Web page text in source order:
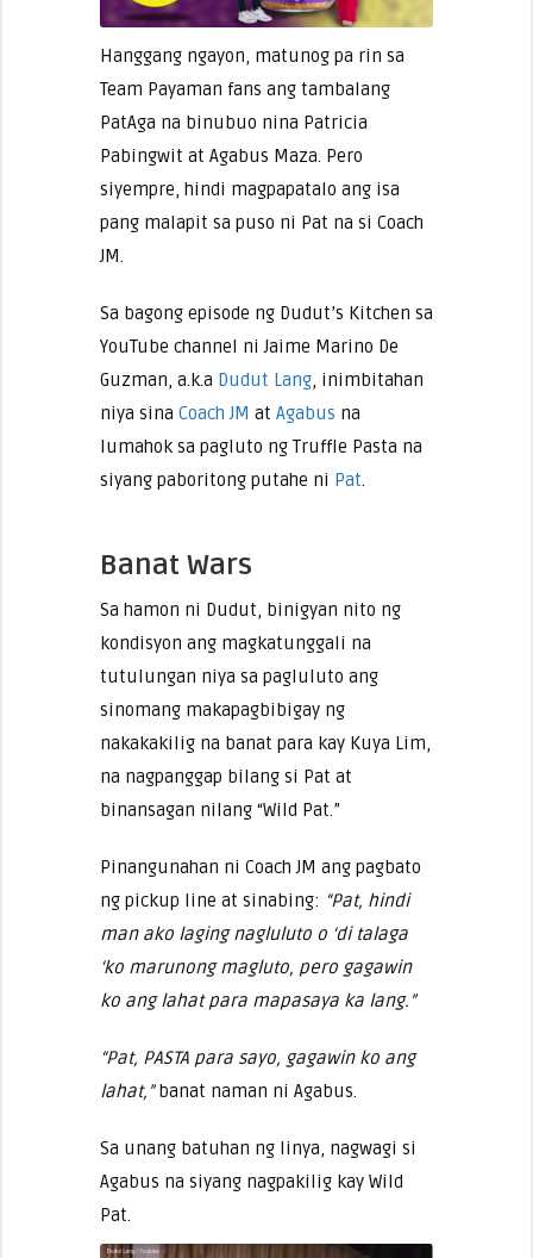
Hanggang ngayon, matunog pa rin sa
Team Payaman fans ang tambalang
PatAga na binubuo nina Patricia
Pabingwit at Agabus Maza. Pero
siyempre, hindi magpapatalo ang isa
pang malapit sa puso ni Pat na si Coach
JM.
Sa bagong episode ng Dudut’s Kitchen sa
YouTube channel ni Jaime Marino De
Guzman, a.k.a Dudut Lang, inimbitahan
niya sina Coach JM at Agabus na
lumahok sa pagluto ng Truffle Pasta na
siyang paboritong putahe ni Pat.
Banat Wars
Sa hamon ni Dudut, binigyan nito ng
kondisyon ang magkatunggali na
tutulungan niya sa pagluluto ang
sinomang makapagbibigay ng
nakakakilig na banat para kay Kuya Lim,
na nagpanggap bilang si Pat at
binansagan nilang “Wild Pat.”
Pinangunahan ni Coach JM ang pagbato
ng pickup line at sinabing: “Pat, hindi
man ako laging nagluluto o ‘di talaga
‘ko marunong magluto, pero gagawin
ko ang lahat para mapasaya ka lang.”
“Pat, PASTA para sayo, gagawin ko ang
lahat,”banat naman ni Agabus.
Sa unang batuhan ng linya, nagwagi si
Agabus na siyang nagpakilig kay Wild
Pat.